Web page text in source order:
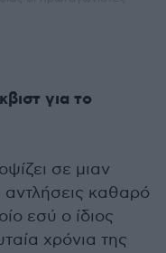
για το
σε μιαν
αντλήσεις καθαρό
εσύ ο ίδιος
χρόνια της